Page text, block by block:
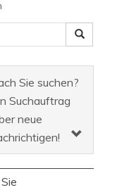
Sie suchen?
Suchauftrag
neue